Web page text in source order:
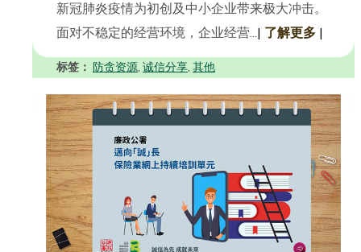
新冠肺炎疫情为初创及中小企业带来极大冲击。
面对不稳定的经营环境，企业经营...| 了解更多 |
标签： 防贪资源, 诚信分享, 其他